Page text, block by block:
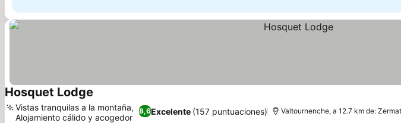
Hosquet Lodge
8,6Excelente (157 puntuaciones)
Vistas tranquilas a la montaña,
Alojamiento cálido y acogedor
Valtournenche, a 12.7 km de: